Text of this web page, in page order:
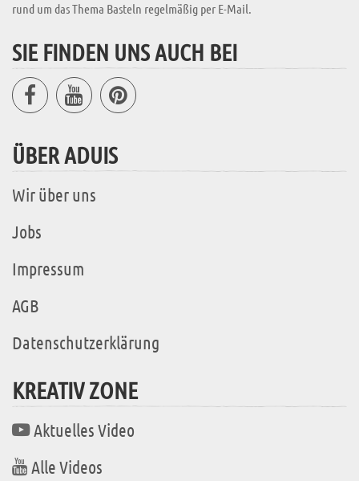
rund um das Thema Basteln regelmäßig per E-Mail.
SIE FINDEN UNS AUCH BEI
ÜBER ADUIS
Wir über uns
Jobs
Impressum
AGB
Datenschutzerklärung
KREATIV ZONE
Aktuelles Video
Alle Videos